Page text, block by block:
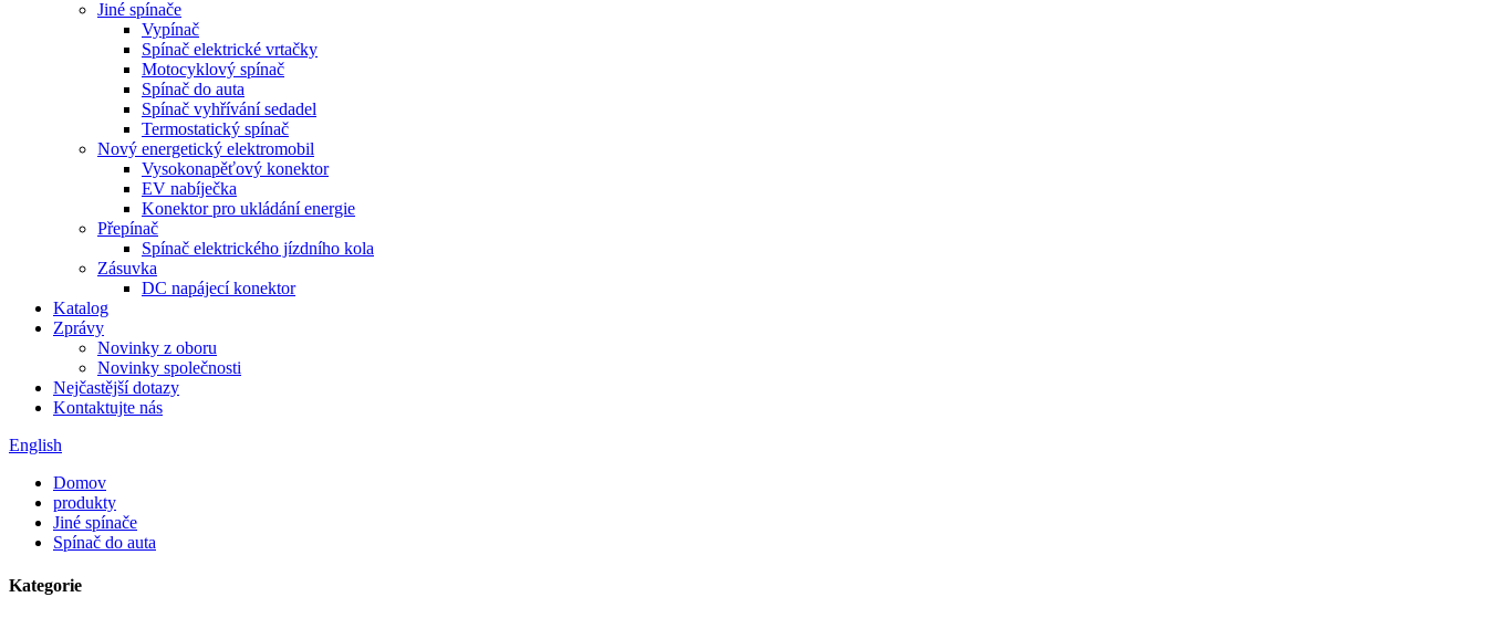
Jiné spínače
Vypínač
Spínač elektrické vrtačky
Motocyklový spínač
Spínač do auta
Spínač vyhřívání sedadel
Termostatický spínač
Nový energetický elektromobil
Vysokonapěťový konektor
EV nabíječka
Konektor pro ukládání energie
Přepínač
Spínač elektrického jízdního kola
Zásuvka
DC napájecí konektor
Katalog
Zprávy
Novinky z oboru
Novinky společnosti
Nejčastější dotazy
Kontaktujte nás
English
Domov
produkty
Jiné spínače
Spínač do auta
Kategorie